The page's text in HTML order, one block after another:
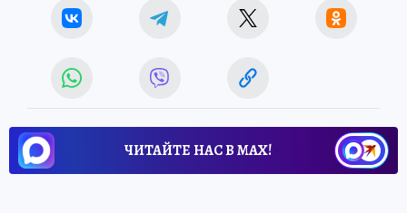
ЧИТАЙТЕ НАС В МАХ!